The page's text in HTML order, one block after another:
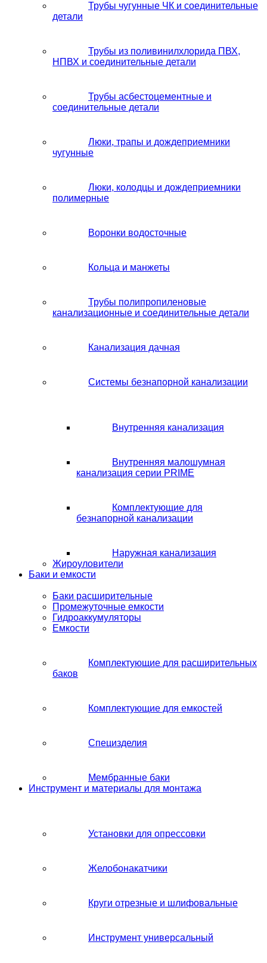
Трубы чугунные ЧК и соединительные
детали
Трубы из поливинилхлорида ПВХ,
НПВХ и соединительные детали
Трубы асбестоцементные и
соединительные детали
Люки, трапы и дождеприемники
чугунные
Люки, колодцы и дождеприемники
полимерные
Воронки водосточные
Кольца и манжеты
Трубы полипропиленовые
канализационные и соединительные детали
Канализация дачная
Системы безнапорной канализации
Внутренняя канализация
Внутренняя малошумная
канализация серии PRIME
Комплектующие для
безнапорной канализации
Наружная канализация
Жироуловители
Баки и емкости
Баки расширительные
Промежуточные емкости
Гидроаккумуляторы
Емкости
Комплектующие для расширительных
баков
Комплектующие для емкостей
Специзделия
Мембранные баки
Инструмент и материалы для монтажа
Установки для опрессовки
Желобонакатчики
Круги отрезные и шлифовальные
Инструмент универсальный